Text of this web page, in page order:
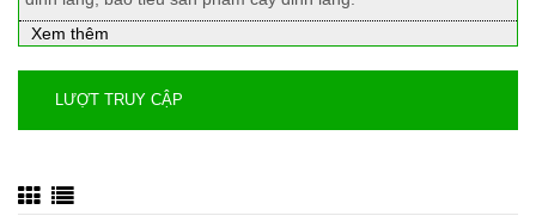
Xem thêm
LƯỢT TRUY CẬP